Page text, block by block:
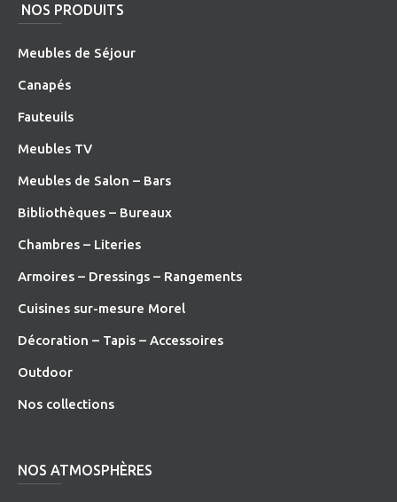
NOS PRODUITS
Meubles de Séjour
Canapés
Fauteuils
Meubles TV
Meubles de Salon – Bars
Bibliothèques – Bureaux
Chambres – Literies
Armoires – Dressings – Rangements
Cuisines sur-mesure Morel
Décoration – Tapis – Accessoires
Outdoor
Nos collections
NOS ATMOSPHÈRES